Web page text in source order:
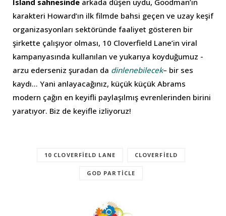
karakteri Howard’ın ilk filmde bahsi geçen ve uzay keşif
organizasyonları sektöründe faaliyet gösteren bir
şirkette çalışıyor olması, 10 Cloverfield Lane’in viral
kampanyasında kullanılan ve yukarıya koyduğumuz -
arzu ederseniz şuradan da dinlenebilecek– bir ses
kaydı… Yani anlayacağınız, küçük küçük Abrams
modern çağın en keyifli paylaşılmış evrenlerinden birini
yaratıyor. Biz de keyifle izliyoruz!
10 CLOVERFIELD LANE CLOVERFIELD
GOD PARTICLE